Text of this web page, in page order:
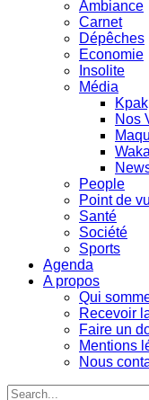
Ambiance
Carnet
Dépêches
Economie
Insolite
Média
Nos
People
Point de
Santé
Société
Sports
Agenda
A propos
Qui
Recevoir
Faire un
Mentions
Nous